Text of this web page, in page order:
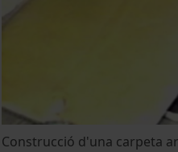
Construcció d'una carpeta